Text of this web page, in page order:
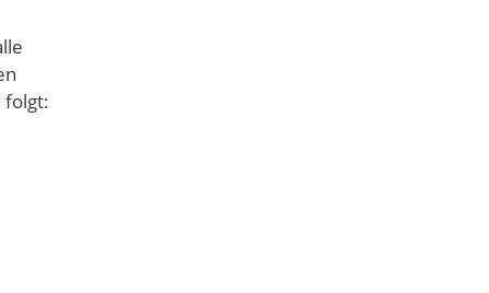
folgt: